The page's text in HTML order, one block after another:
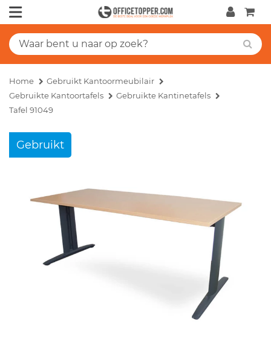
Home
Gebruikt Kantoormeubilair
Gebruikte Kantoortafels
Gebruikte Kantinetafels
Tafel 91049
Gebruikt